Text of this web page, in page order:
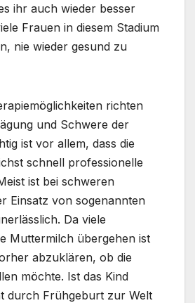
ihr auch wieder besser
Frauen in diesem Stadium
nie wieder gesund zu
richten
und Schwere der
ist vor allem, dass die
schnell professionelle
ist bei schweren
Einsatz von sogenannten
Da viele
Muttermilch übergehen ist
abzuklären, ob die
möchte. Ist das Kind
durch Frühgeburt zur Welt